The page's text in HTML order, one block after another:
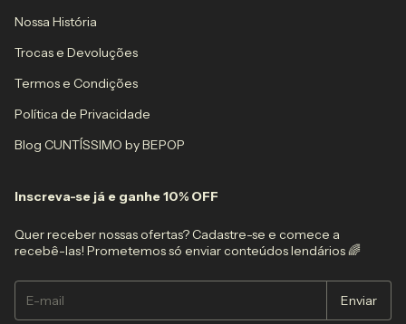
Nossa História
Trocas e Devoluções
Termos e Condições
Política de Privacidade
Blog CUNTÍSSIMO by BEPOP
Inscreva-se já e ganhe 10% OFF
Quer receber nossas ofertas? Cadastre-se e comece a
recebê-las! Prometemos só enviar conteúdos lendários 🌈